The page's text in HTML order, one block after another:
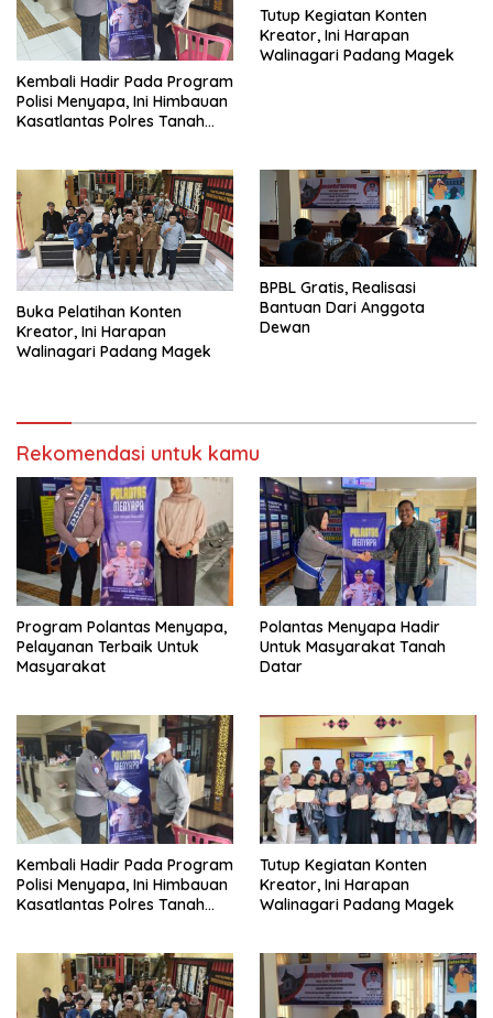
Kembali Hadir Pada Program
Polisi Menyapa, Ini Himbauan
Kasatlantas Polres Tanah
Tutup Kegiatan Konten
Kreator, Ini Harapan
Walinagari Padang Magek
Buka Pelatihan Konten
Kreator, Ini Harapan
Walinagari Padang Magek
BPBL Gratis, Realisasi
Bantuan Dari Anggota
Dewan
Rekomendasi untuk kamu
Program Polantas Menyapa,
Pelayanan Terbaik Untuk
Masyarakat
Polantas Menyapa Hadir
Untuk Masyarakat Tanah
Datar
Kembali Hadir Pada Program
Polisi Menyapa, Ini Himbauan
Kasatlantas Polres Tanah
Tutup Kegiatan Konten
Kreator, Ini Harapan
Walinagari Padang Magek